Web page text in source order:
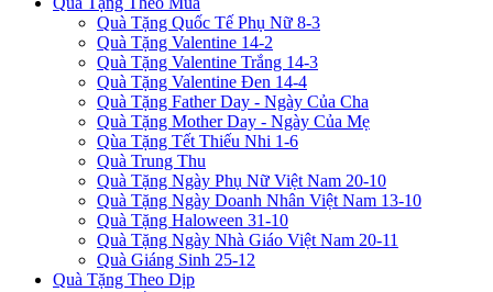
Quà Tặng Quốc Tế Phụ Nữ 8-3
Quà Tặng Valentine 14-2
Quà Tặng Valentine Trắng 14-3
Quà Tặng Valentine Đen 14-4
Quà Tặng Father Day - Ngày Của Cha
Quà Tặng Mother Day - Ngày Của Mẹ
Qùa Tặng Tết Thiếu Nhi 1-6
Quà Trung Thu
Quà Tặng Ngày Phụ Nữ Việt Nam 20-10
Quà Tặng Ngày Doanh Nhân Việt Nam 13-10
Quà Tặng Haloween 31-10
Quà Tặng Ngày Nhà Giáo Việt Nam 20-11
Quà Giáng Sinh 25-12
Quà Tặng Theo Dịp